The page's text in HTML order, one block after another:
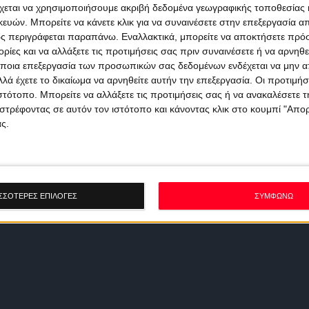
να χρησιμοποιήσουμε ακριβή δεδομένα γεωγραφικής τοποθεσίας
Μπορείτε να κάνετε κλικ για να συναινέσετε στην επεξεργασία
περιγράφεται παραπάνω. Εναλλακτικά, μπορείτε να αποκτήσετε
και να αλλάξετε τις προτιμήσεις σας πριν συναινέσετε ή να
επεξεργασία των προσωπικών σας δεδομένων ενδέχεται να μην
έχετε το δικαίωμα να αρνηθείτε αυτήν την επεξεργασία. Οι
Μπορείτε να αλλάξετε τις προτιμήσεις σας ή να ανακαλέσετε
σε αυτόν τον ιστότοπο και κάνοντας κλικ στο κουμπί
ΕΠΙΛΟΓΕΣ ΣΥΜΦΩΝΩ